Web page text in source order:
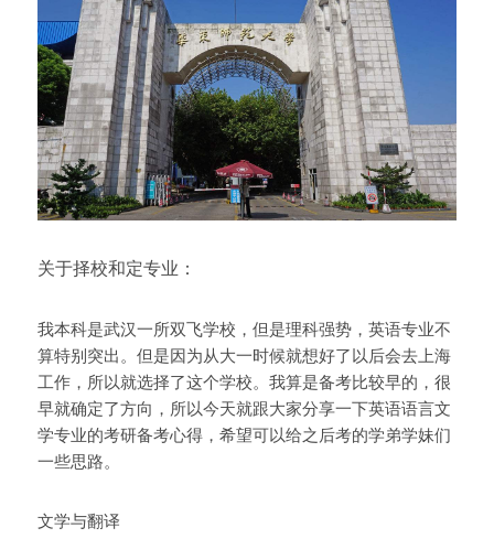
关于择校和定专业：
我本科是武汉一所双飞学校，但是理科强势，英语专业不
算特别突出。但是因为从大一时候就想好了以后会去上海
工作，所以就选择了这个学校。我算是备考比较早的，很
早就确定了方向，所以今天就跟大家分享一下英语语言文
学专业的考研备考心得，希望可以给之后考的学弟学妹们
一些思路。
文学与翻译